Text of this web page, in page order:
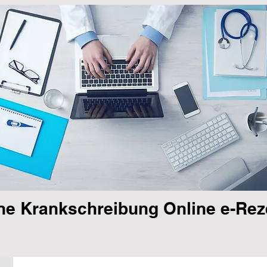
Krankschreibung Online e-